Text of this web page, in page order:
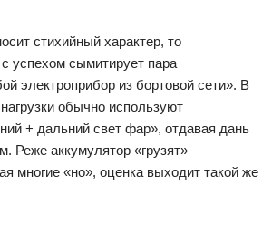
стихийный характер, то
успехом сымитирует пара
электроприбор из бортовой сети». В
обычно используют
+ дальний свет фар», отдавая дань
Реже аккумулятор «грузят»
многие «но», оценка выходит такой же